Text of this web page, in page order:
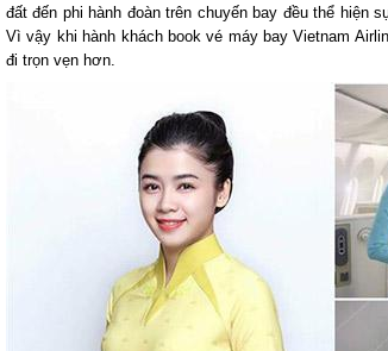
đất đến phi hành đoàn trên chuyến bay đều thể hiện
Vì vậy khi hành khách book vé máy bay Vietnam
đi trọn vẹn hơn.